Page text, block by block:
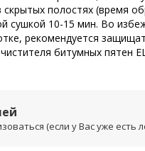
полостях (время
сушкой 10-15 мин. Во
рекомендуется
битумных пятен
(если у Вас уже есть